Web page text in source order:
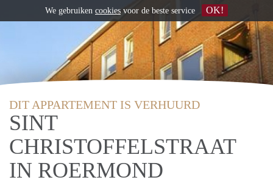
DIT APPARTEMENT IS VERHUURD
SINT
CHRISTOFFELSTRAAT
IN ROERMOND
We gebruiken cookies voor de beste service OK!